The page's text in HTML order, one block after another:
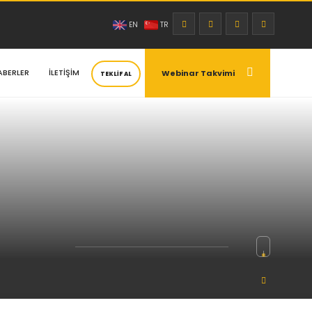
EN | TR
Webinar Takvimi
İLETİŞİM TEKLİF AL